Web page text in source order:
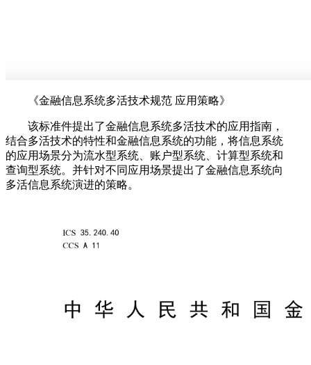
《金融信息系统多活技术规范 应用策略》
该标准件提出了金融信息系统多活技术的应用指南，
结合多活技术的特性和金融信息系统的功能，将信息系统
的应用场景分为流水型系统、账户型系统、计算型系统和
查询型系统。并针对不同应用场景提出了金融信息系统向
多活信息系统演进的策略。